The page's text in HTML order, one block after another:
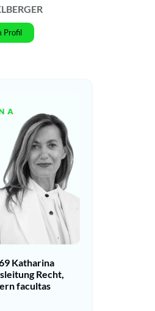
Profil
Katharina
Recht,
facultas